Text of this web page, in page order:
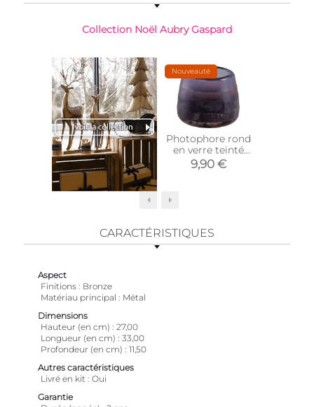
Collection Noël Aubry Gaspard
Nouveauté
Photophore rond
en verre teinté
violet
9,90 €
CARACTÉRISTIQUES
Aspect
Finitions
Bronze
Matériau principal
Métal
Dimensions
Hauteur (en cm)
27,00
Longueur (en cm)
33,00
Profondeur (en cm)
11,50
Autres caractéristiques
Livré en kit Oui
Garantie